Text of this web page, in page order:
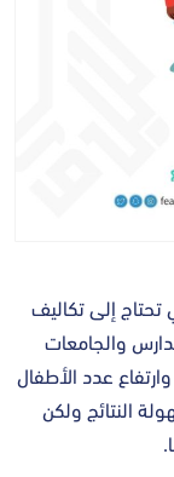
تحتاج إلى تكاليف
والجامعات
عدد الأطفال
النتائج ولكن